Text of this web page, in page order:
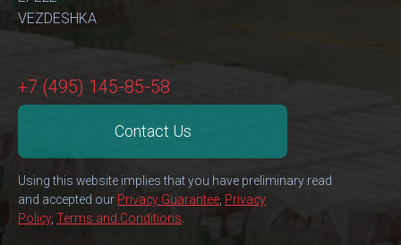
VEZDESHKA
+7 (495) 145-85-58
Contact Us
Using this website implies that you have preliminary read
and accepted our Privacy Guarantee, Privacy
Policy, Terms and Conditions.